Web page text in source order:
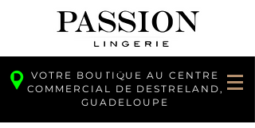
VOTRE BOUTIQUE AU CENTRE
COMMERCIAL DE DESTRELAND,
GUADELOUPE